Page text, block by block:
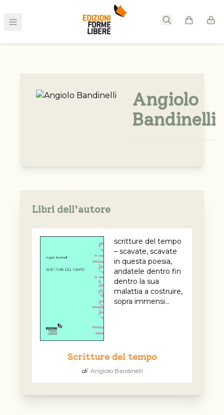
Angiolo
Bandinelli
Libri dell'autore
scritture del tempo
– scavate, scavate
in questa poesia,
andatele dentro fin
dentro la sua
malattia a costruire,
sopra immensi...
Scritture del tempo
di Angiolo Bandinelli